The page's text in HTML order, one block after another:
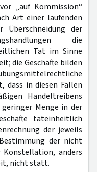
„auf Kommission“
Art einer laufenden
Überschneidung der
die
Tat im Sinne
die Geschäfte bilden
dass in diesen Fällen
Handeltreibens
Menge in der
tateinheitlich
der jeweils
der nicht
anders
nicht statt.